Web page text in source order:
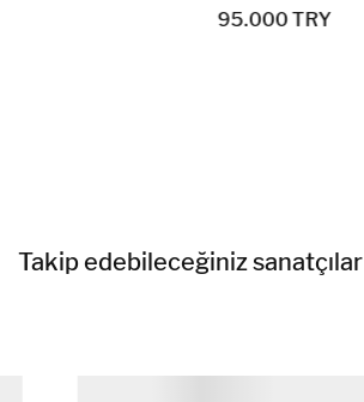
95.000 TRY
Takip edebileceğiniz sanatçılar